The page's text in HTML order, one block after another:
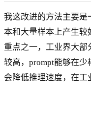
我这改进的方法主要是
本和大量样本上产生较
重点之一，工业界大
较高，prompt能够在
会降低推理速度，在工